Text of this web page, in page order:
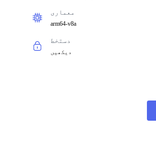
معماری
arm64-v8a
دستخط
دیکھیں